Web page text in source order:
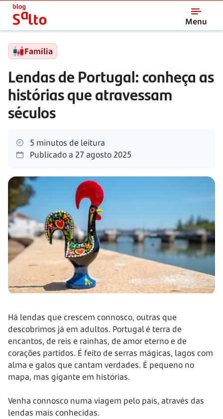
Menu
Salto
Família
Lendas de Portugal: conheça as
histórias que atravessam
séculos
5 minutos de leitura
Publicado a 27 agosto 2025
Há lendas que crescem connosco, outras que
descobrimos já em adultos. Portugal é terra de
encantos, de reis e rainhas, de amor eterno e de
corações partidos. É feito de serras mágicas, lagos com
alma e galos que cantam verdades. É pequeno no
mapa, mas gigante em histórias.
Venha connosco numa viagem pelo país, através das
lendas mais conhecidas.